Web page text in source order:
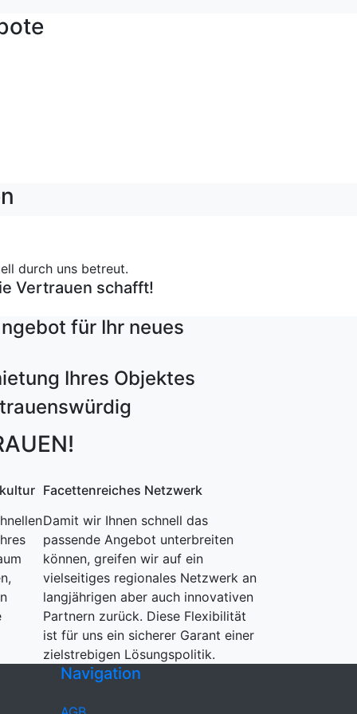
durch uns betreut.
Vertrauen schafft!
für Ihr neues
Ihres Objektes
Facettenreiches Netzwerk
Damit wir Ihnen schnell das
passende Angebot unterbreiten
können, greifen wir auf ein
vielseitiges regionales Netzwerk an
langjährigen aber auch innovativen
Partnern zurück. Diese Flexibilität
ist für uns ein sicherer Garant einer
zielstrebigen Lösungspolitik.
Navigation